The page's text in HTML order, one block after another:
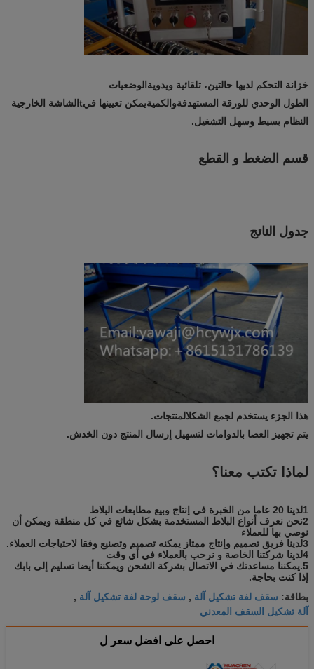
خزانة التحكم لديها حالتين، تلقائية ويدوية الوضعيات
الطول الوحدي للورقة المستهدفةوالكميةيمكن تعيينها فيt الشاشة الخارجية
النظام بسيط وسهل التشغيل.
قسم الضغط و القطع
جدول الناتج
هذا الجزء يستخدم لجمع الشكلالمنتجات.
يتم تجهيز العصا بالدوامات لتسهيل إرسال المنتج دون الخدش.
لماذا تكتب معنا؟
1لدينا 20 عاما من الخبرة في إنتاج وبيع مطابعات البلاط
2نحن نعرف أنواع البلاط المستخدمة بشكل شائع في كل منطقة ويمكن أن
نوصي بها للعملاء
3لدينا فريق تصميم وإنتاج ممتاز يمكنه تصميم وتصنيع وفقا لاحتياجات العملاء.
4لدينا شركتنا الخاصة و نرحب بالعملاء في أي وقت
5.يمكننا مساعدتك في الاتصال بشركة الشحن ويمكننا أيضا تسليم إلى بابك
إذا كنت بحاجة.
بطاقة: سقف لفة تشكيل آلة , سقف لوحة لفة تشكيل آلة ,
آلة تشكيل السقف المعدني
احصل على افضل سعر ل